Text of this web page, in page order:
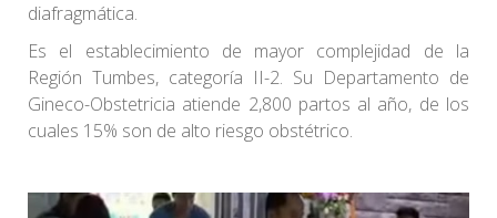
diafragmática.
Es el establecimiento de mayor complejidad de la
Región Tumbes, categoría II-2. Su Departamento de
Gineco-Obstetricia atiende 2,800 partos al año, de los
cuales 15% son de alto riesgo obstétrico.